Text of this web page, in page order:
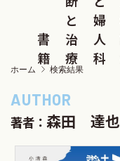
書
籍
と
治
療
婦
人
科
ホーム 検索結果
著者： 森田 達也